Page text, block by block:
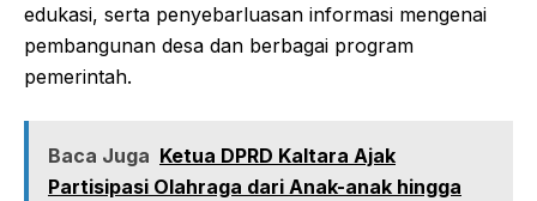
edukasi, serta penyebarluasan informasi mengenai
pembangunan desa dan berbagai program
pemerintah.
Baca Juga Ketua DPRD Kaltara Ajak
Partisipasi Olahraga dari Anak-anak hingga